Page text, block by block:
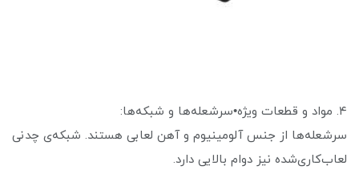
۴. مواد و قطعات ویژه•سرشعله‌ها و شبکه‌ها:
سرشعله‌ها از جنس آلومینیوم و آهن لعابی هستند. شبکه‌ی چدنی
لعاب‌کاری‌شده نیز دوام بالایی دارد.